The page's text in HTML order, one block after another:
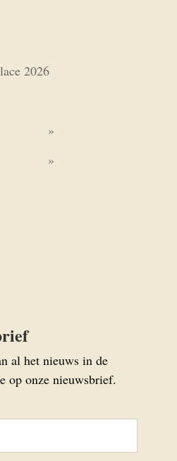
2026
al het nieuws in de
op onze nieuwsbrief.